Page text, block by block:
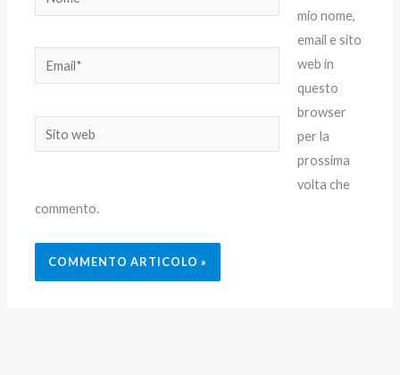
Email*
Sito
web
mio nome,
email e sito
web in
questo
browser
per la
prossima
volta che
commento.